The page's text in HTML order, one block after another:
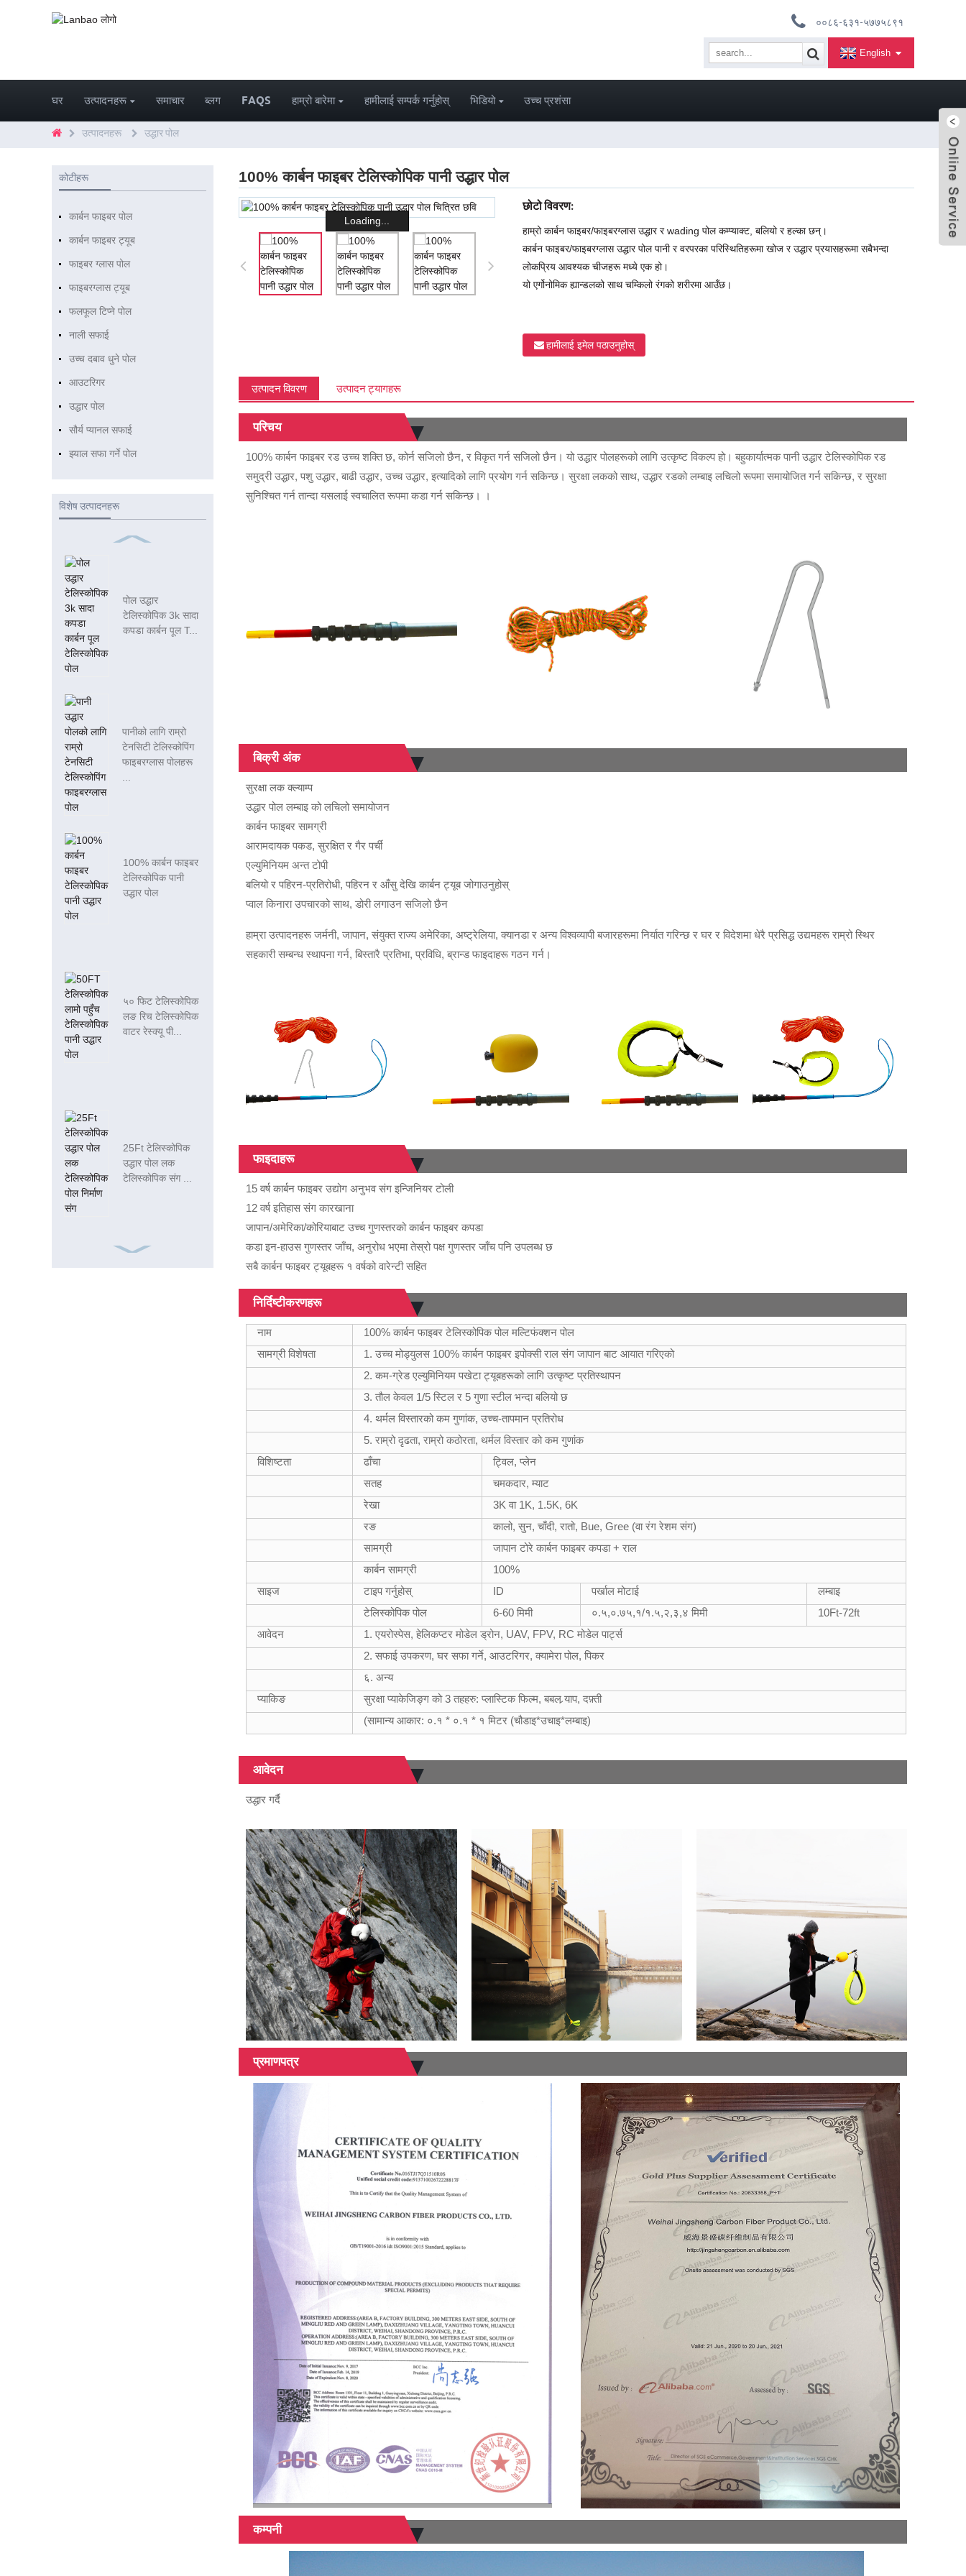
००८६-६३१-५७७५८९१
English
घर उत्पादनहरू समाचार ब्लग FAQS हाम्रो बारेमा हामीलाई सम्पर्क गर्नुहोस् भिडियो उच्च प्रशंसा
उत्पादनहरू उद्धार पोल
कोटीहरू
कार्बन फाइबर पोल
कार्बन फाइबर ट्यूब
फाइबर ग्लास पोल
फाइबरग्लास ट्यूब
फलफूल टिप्ने पोल
नाली सफाई
उच्च दबाव धुने पोल
आउटरिगर
उद्धार पोल
सौर्य प्यानल सफाई
झ्याल सफा गर्ने पोल
विशेष उत्पादनहरू
पोल उद्धार
टेलिस्कोपिक 3k सादा
कपडा कार्बन पूल T...
पानीको लागि राम्रो
टेनसिटी टेलिस्कोपिंग
फाइबरग्लास पोलहरू
...
100% कार्बन फाइबर
टेलिस्कोपिक पानी
उद्धार पोल
५० फिट टेलिस्कोपिक
लङ रिच टेलिस्कोपिक
वाटर रेस्क्यू पी...
25Ft टेलिस्कोपिक
उद्धार पोल लक
टेलिस्कोपिक संग ...
100% कार्बन फाइबर टेलिस्कोपिक पानी उद्धार पोल
Loading...
छोटो विवरण:
हाम्रो कार्बन फाइबर/फाइबरग्लास उद्धार र wading पोल कम्प्याक्ट, बलियो र हल्का छन्।
कार्बन फाइबर/फाइबरग्लास उद्धार पोल पानी र वरपरका परिस्थितिहरूमा खोज र उद्धार प्रयासहरूमा सबैभन्दा
लोकप्रिय आवश्यक चीजहरू मध्ये एक हो।
यो एर्गोनोमिक ह्यान्डलको साथ चम्किलो रंगको शरीरमा आउँछ।
हामीलाई इमेल पठाउनुहोस्
उत्पादन विवरण उत्पादन ट्यागहरू
परिचय
100% कार्बन फाइबर रड उच्च शक्ति छ, कोर्न सजिलो छैन, र विकृत गर्न सजिलो छैन। यो उद्धार पोलहरूको लागि उत्कृष्ट विकल्प हो। बहुकार्यात्मक पानी उद्धार टेलिस्कोपिक रड
समुद्री उद्धार, पशु उद्धार, बाढी उद्धार, उच्च उद्धार, इत्यादिको लागि प्रयोग गर्न सकिन्छ। सुरक्षा लकको साथ, उद्धार रडको लम्बाइ लचिलो रूपमा समायोजित गर्न सकिन्छ, र सुरक्षा
सुनिश्चित गर्न तान्दा यसलाई स्वचालित रूपमा कडा गर्न सकिन्छ। ।
बिक्री अंक
सुरक्षा लक क्ल्याम्प
उद्धार पोल लम्बाइ को लचिलो समायोजन
कार्बन फाइबर सामग्री
आरामदायक पकड, सुरक्षित र गैर पर्ची
एल्युमिनियम अन्त टोपी
बलियो र पहिरन-प्रतिरोधी, पहिरन र आँसु देखि कार्बन ट्यूब जोगाउनुहोस्
प्वाल किनारा उपचारको साथ, डोरी लगाउन सजिलो छैन
हाम्रा उत्पादनहरू जर्मनी, जापान, संयुक्त राज्य अमेरिका, अष्ट्रेलिया, क्यानडा र अन्य विश्वव्यापी बजारहरूमा निर्यात गरिन्छ र घर र विदेशमा धेरै प्रसिद्ध उद्यमहरू राम्रो स्थिर
सहकारी सम्बन्ध स्थापना गर्न, बिस्तारै प्रतिभा, प्रविधि, ब्रान्ड फाइदाहरू गठन गर्न।
फाइदाहरू
15 वर्ष कार्बन फाइबर उद्योग अनुभव संग इन्जिनियर टोली
12 वर्ष इतिहास संग कारखाना
जापान/अमेरिका/कोरियाबाट उच्च गुणस्तरको कार्बन फाइबर कपडा
कडा इन-हाउस गुणस्तर जाँच, अनुरोध भएमा तेस्रो पक्ष गुणस्तर जाँच पनि उपलब्ध छ
सबै कार्बन फाइबर ट्यूबहरू १ वर्षको वारेन्टी सहित
निर्दिष्टीकरणहरू
नाम
100% कार्बन फाइबर टेलिस्कोपिक पोल मल्टिफंक्शन पोल
सामग्री विशेषता
1. उच्च मोड्युलस 100% कार्बन फाइबर इपोक्सी राल संग जापान बाट आयात गरिएको
2. कम-ग्रेड एल्युमिनियम पखेटा ट्यूबहरूको लागि उत्कृष्ट प्रतिस्थापन
3. तौल केवल 1/5 स्टिल र 5 गुणा स्टील भन्दा बलियो छ
4. थर्मल विस्तारको कम गुणांक, उच्च-तापमान प्रतिरोध
5. राम्रो दृढता, राम्रो कठोरता, थर्मल विस्तार को कम गुणांक
विशिष्टता
ढाँचा
ट्विल, प्लेन
सतह
चमकदार, म्याट
रेखा
3K वा 1K, 1.5K, 6K
रङ
कालो, सुन, चाँदी, रातो, Bue, Gree (वा रंग रेशम संग)
सामग्री
जापान टोरे कार्बन फाइबर कपडा + राल
कार्बन सामग्री
100%
साइज
टाइप गर्नुहोस् ID पर्खाल मोटाई
लम्बाइ
टेलिस्कोपिक पोल
6-60 मिमी ०.५,०.७५,१/१.५,२,३,४ मिमी
10Ft-72ft
आवेदन
1. एयरोस्पेस, हेलिकप्टर मोडेल ड्रोन, UAV, FPV, RC मोडेल पार्ट्स
2. सफाई उपकरण, घर सफा गर्ने, आउटरिगर, क्यामेरा पोल, पिकर
६. अन्य
प्याकिङ
सुरक्षा प्याकेजिङ्ग को 3 तहहरु: प्लास्टिक फिल्म, बबल र्‍याप, दफ़्ती
(सामान्य आकार: ०.१ * ०.१ * १ मिटर (चौडाइ*उचाइ*लम्बाइ)
आवेदन
उद्धार गर्दै
प्रमाणपत्र
कम्पनी